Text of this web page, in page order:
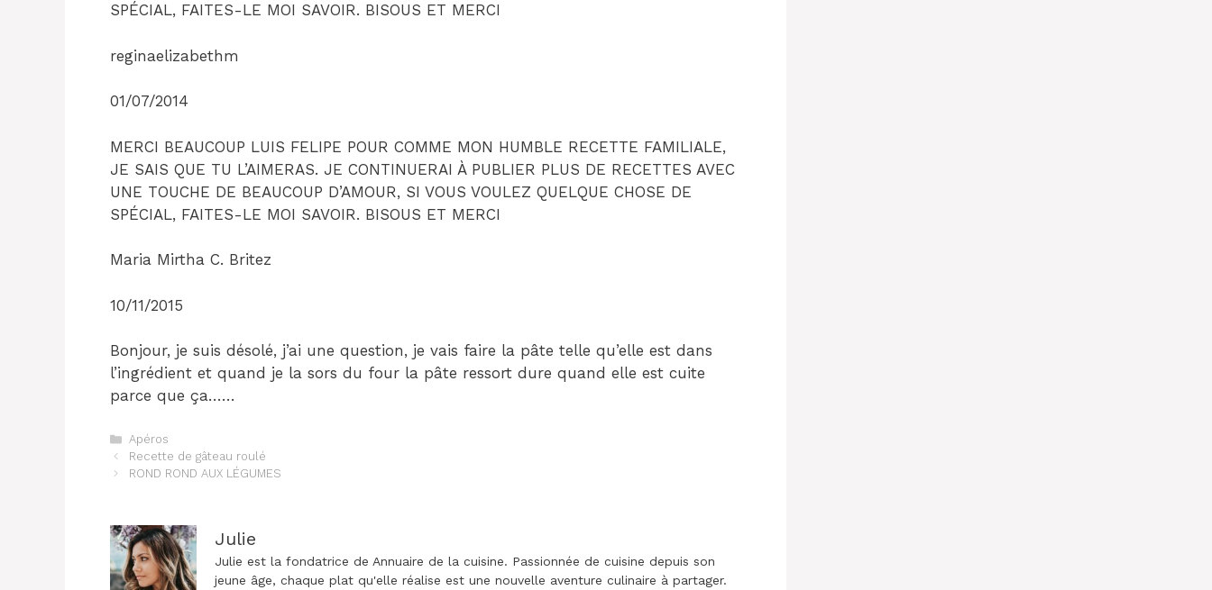
SPÉCIAL, FAITES-LE MOI SAVOIR. BISOUS ET MERCI
reginaelizabethm
01/07/2014
MERCI BEAUCOUP LUIS FELIPE POUR COMME MON HUMBLE RECETTE FAMILIALE,
JE SAIS QUE TU L’AIMERAS. JE CONTINUERAI À PUBLIER PLUS DE RECETTES AVEC
UNE TOUCHE DE BEAUCOUP D’AMOUR, SI VOUS VOULEZ QUELQUE CHOSE DE
SPÉCIAL, FAITES-LE MOI SAVOIR. BISOUS ET MERCI
Maria Mirtha C. Britez
10/11/2015
Bonjour, je suis désolé, j’ai une question, je vais faire la pâte telle qu’elle est dans
l’ingrédient et quand je la sors du four la pâte ressort dure quand elle est cuite
parce que ça……
Catégories
Apéros
Navigation
des
Recette de gâteau roulé
ROND ROND AUX LÉGUMES
Julie
Julie est la fondatrice de Annuaire de la cuisine. Passionnée de cuisine depuis son
jeune âge, chaque plat qu'elle réalise est une nouvelle aventure culinaire à partager.